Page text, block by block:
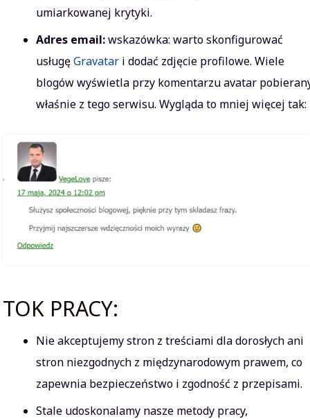
umiarkowanej krytyki.
Adres email:wskazówka: warto skonfigurować
usługęGravatar i dodać zdjęcie profilowe. Wiele
blogów wyświetla przy komentarzu avatar
właśnie z tego serwisu. Wygląda to mniej więcej tak:
TOK PRACY:
Nie akceptujemy stron z treściami dla dorosłych ani
stron niezgodnych z międzynarodowym prawem, co
zapewnia bezpieczeństwo i zgodność z przepisami.
Stale udoskonalamy nasze metody pracy,